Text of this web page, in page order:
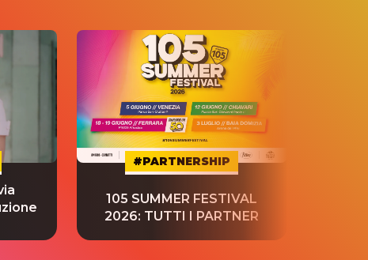
#PARTNERSHIP
105 SUMMER FESTIVAL
2026: TUTTI I PARTNER